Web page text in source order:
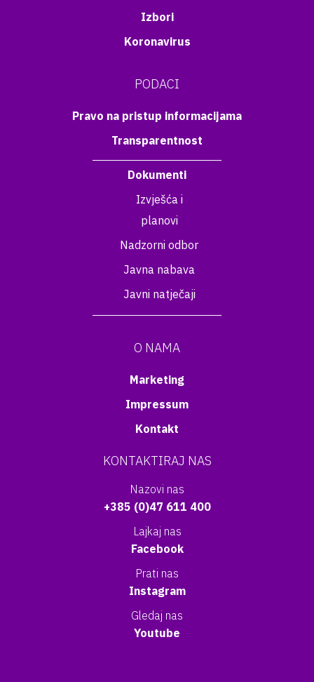
Izbori
Koronavirus
PODACI
Pravo na pristup informacijama
Transparentnost
Dokumenti
Izvješća i
planovi
Nadzorni odbor
Javna nabava
Javni natječaji
O NAMA
Marketing
Impressum
Kontakt
KONTAKTIRAJ NAS
Nazovi nas
+385 (0)47 611 400
Lajkaj nas
Facebook
Prati nas
Instagram
Gledaj nas
Youtube